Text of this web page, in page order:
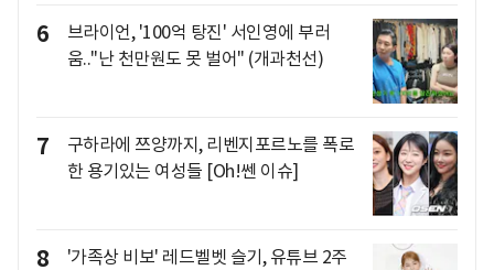
6
브라이언, '100억 탕진' 서인영에 부러
움.."난 천만원도 못 벌어" (개과천선)
7
구하라에 쯔양까지, 리벤지포르노를 폭로
한 용기있는 여성들 [Oh!쎈 이슈]
8
'가족상 비보' 레드벨벳 슬기, 유튜브 2주